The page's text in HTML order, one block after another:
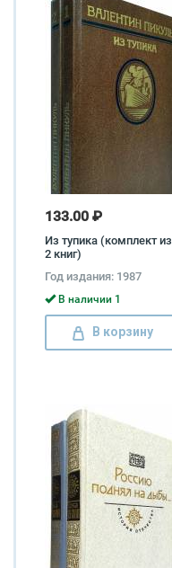
133.00 ₽
Из тупика (комплект из
2 книг)
Год издания: 1987
В наличии 1
В корзину